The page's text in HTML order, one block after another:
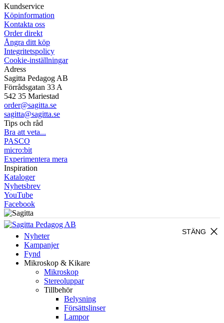
Kundservice
Köpinformation
Kontakta oss
Order direkt
Ångra ditt köp
Integritetspolicy
Cookie-inställningar
Adress
Sagitta Pedagog AB
Förrådsgatan 33 A
542 35 Mariestad
order@sagitta.se
sagitta@sagitta.se
Tips och råd
Bra att veta...
PASCO
micro:bit
Experimentera mera
Inspiration
Kataloger
Nyhetsbrev
YouTube
Facebook
close
STÄNG
Nyheter
Kampanjer
Fynd
Mikroskop & Kikare
Mikroskop
Stereoluppar
Tillbehör
Belysning
Försättslinser
Lampor